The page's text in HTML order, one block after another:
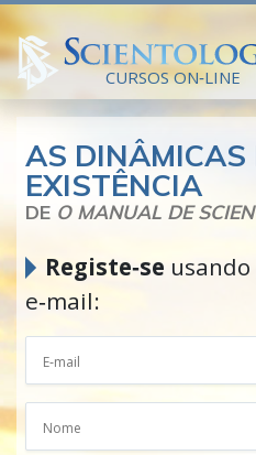
CURSOS ON‑LINE
AS DINÂMICAS
EXISTÊNCIA
DE O MANUAL DE
Registe‑se
e‑mail: